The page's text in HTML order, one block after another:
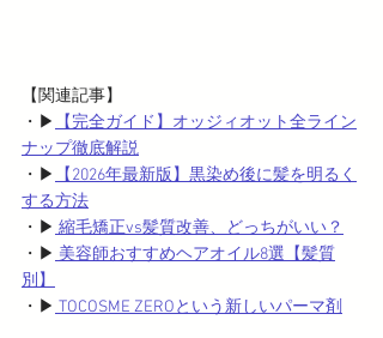
【関連記事】
・▶
【完全ガイド】オッジィオット全ライン
ナップ徹底解説
・▶
【2026年最新版】黒染め後に髪を明るく
する方法
・▶ 縮毛矯正vs髪質改善、どっちがいい？
・▶ 美容師おすすめヘアオイル8選【髪質
別】
・▶ TOCOSME ZEROという新しいパーマ剤